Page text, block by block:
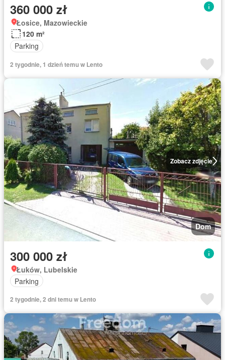
360 000 zł
Łosice, Mazowieckie
120 m²
Parking
2 tygodnie, 1 dzień temu w Lento
Zobacz zdjęcie
Dom
300 000 zł
Łuków, Lubelskie
Parking
2 tygodnie, 2 dni temu w Lento